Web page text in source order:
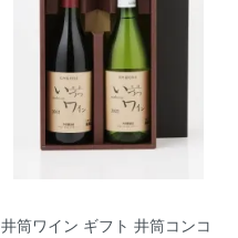
井筒ワイン ギフト 井筒コンコ